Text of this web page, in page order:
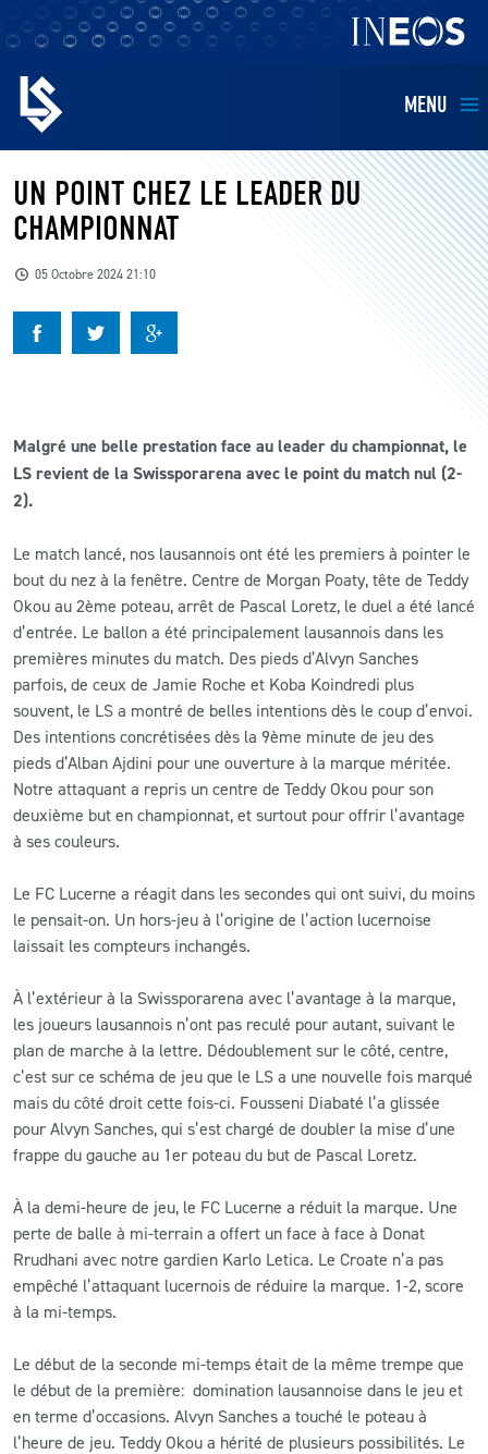
MENU
EQUIPES
BILLETTERIE
KIDS
RESTAURATION
CONTACT
ACTUALITÉS
LS E-SHOP
L’APP DU LS
LS ACADEMY CAMPS
MATCH DES CELEBRITES
UN POINT CHEZ LE LEADER DU
CHAMPIONNAT
05 Octobre 2024 21:10
Malgré une belle prestation face au leader du championnat, le
LS revient de la Swissporarena avec le point du match nul (2-
2).
Le match lancé, nos lausannois ont été les premiers à pointer le
bout du nez à la fenêtre. Centre de Morgan Poaty, tête de Teddy
Okou au 2ème poteau, arrêt de Pascal Loretz, le duel a été lancé
d’entrée. Le ballon a été principalement lausannois dans les
premières minutes du match. Des pieds d’Alvyn Sanches
parfois, de ceux de Jamie Roche et Koba Koindredi plus
souvent, le LS a montré de belles intentions dès le coup d’envoi.
Des intentions concrétisées dès la 9ème minute de jeu des
pieds d’Alban Ajdini pour une ouverture à la marque méritée.
Notre attaquant a repris un centre de Teddy Okou pour son
deuxième but en championnat, et surtout pour offrir l’avantage
à ses couleurs.
Le FC Lucerne a réagit dans les secondes qui ont suivi, du moins
le pensait-on. Un hors-jeu à l’origine de l’action lucernoise
laissait les compteurs inchangés.
À l’extérieur à la Swissporarena avec l’avantage à la marque,
les joueurs lausannois n’ont pas reculé pour autant, suivant le
plan de marche à la lettre. Dédoublement sur le côté, centre,
c’est sur ce schéma de jeu que le LS a une nouvelle fois marqué
mais du côté droit cette fois-ci. Fousseni Diabaté l’a glissée
pour Alvyn Sanches, qui s’est chargé de doubler la mise d’une
frappe du gauche au 1er poteau du but de Pascal Loretz.
À la demi-heure de jeu, le FC Lucerne a réduit la marque. Une
perte de balle à mi-terrain a offert un face à face à Donat
Rrudhani avec notre gardien Karlo Letica. Le Croate n’a pas
empêché l’attaquant lucernois de réduire la marque. 1-2, score
à la mi-temps.
Le début de la seconde mi-temps était de la même trempe que
le début de la première: domination lausannoise dans le jeu et
en terme d’occasions. Alvyn Sanches a touché le poteau à
l’heure de jeu. Teddy Okou a hérité de plusieurs possibilités. Le